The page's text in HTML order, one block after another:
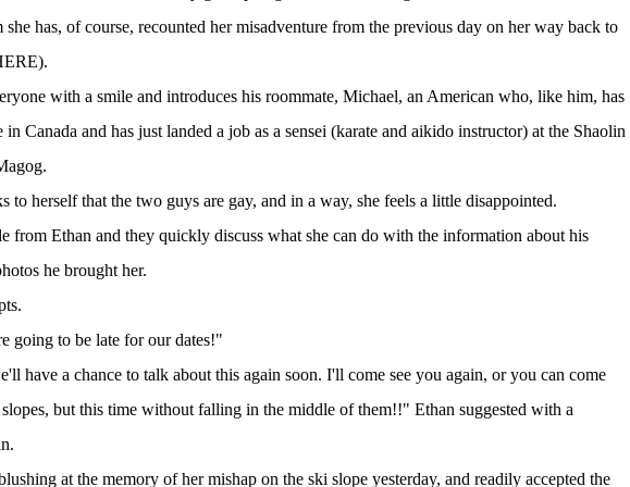
has, of course, recounted her misadventure from the previous day on her way back to
with a smile and introduces his roommate, Michael, an American who, like him, has
in Canada and has just landed a job as a sensei (karate and aikido instructor) at the Shaolin
to herself that the two guys are gay, and in a way, she feels a little disappointed.
from Ethan and they quickly discuss what she can do with the information about his
he brought her.
going to be late for our dates!"
have a chance to talk about this again soon. I'll come see you again, or you can come
slopes, but this time without falling in the middle of them!!" Ethan suggested with a
at the memory of her mishap on the ski slope yesterday, and readily accepted the